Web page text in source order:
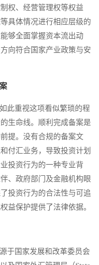
权、经营管理权等权益
具体情况进行相应层级的
够全面掌握资本流出动
向符合国家产业政策与安
重视这项看似繁琐的程
生命线。顺利完成备案是
提。没有合规的备案文
付汇业务，导致投资计划
投资行为的一种专业背
、政府部门及金融机构眼
投资行为的合法性与可追
益保护提供了法律依据。
国家发展和改革委员会